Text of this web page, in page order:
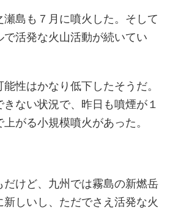
島も７月に噴火した。そして
活発な火山活動が続いてい
性はかなり低下したそうだ。
ない状況で、昨日も噴煙が１
がる小規模噴火があった。
けど、九州では霧島の新燃岳
しいし、ただでさえ活発な火